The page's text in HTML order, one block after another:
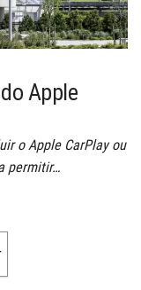
Apple
o Apple CarPlay ou
permitir…